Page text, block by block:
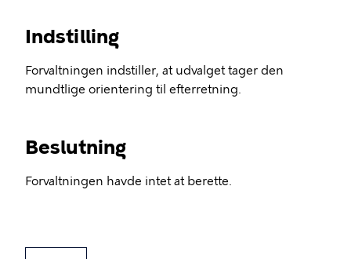
Indstilling
Forvaltningen indstiller, at udvalget tager den
mundtlige orientering til efterretning.
Beslutning
Forvaltningen havde intet at berette.